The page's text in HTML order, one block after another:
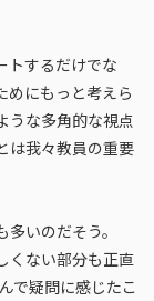
トするだけでな
めにもっと考えら
うな多角的な視点
は我々教員の重要
いのだそう。
くない部分も正直
で疑問に感じたこ